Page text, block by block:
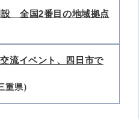
設 全国2番目の地域拠点
流イベント、四日市で
県）